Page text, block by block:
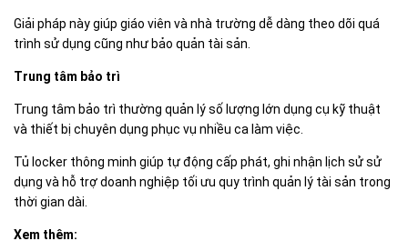
Giải pháp này giúp giáo viên và nhà trường dễ dàng theo dõi quá
trình sử dụng cũng như bảo quản tài sản.
Trung tâm bảo trì
Trung tâm bảo trì thường quản lý số lượng lớn dụng cụ kỹ thuật
và thiết bị chuyên dụng phục vụ nhiều ca làm việc.
Tủ locker thông minh giúp tự động cấp phát, ghi nhận lịch sử sử
dụng và hỗ trợ doanh nghiệp tối ưu quy trình quản lý tài sản trong
thời gian dài.
Xem thêm: